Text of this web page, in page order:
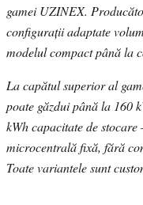
gamei UZINEX.
configurații adaptate
modelul compact până la
La capătul superior al
poate găzdui până la 160
kWh capacitate de
microcentrală fixă, fără
Toate variantele sunt